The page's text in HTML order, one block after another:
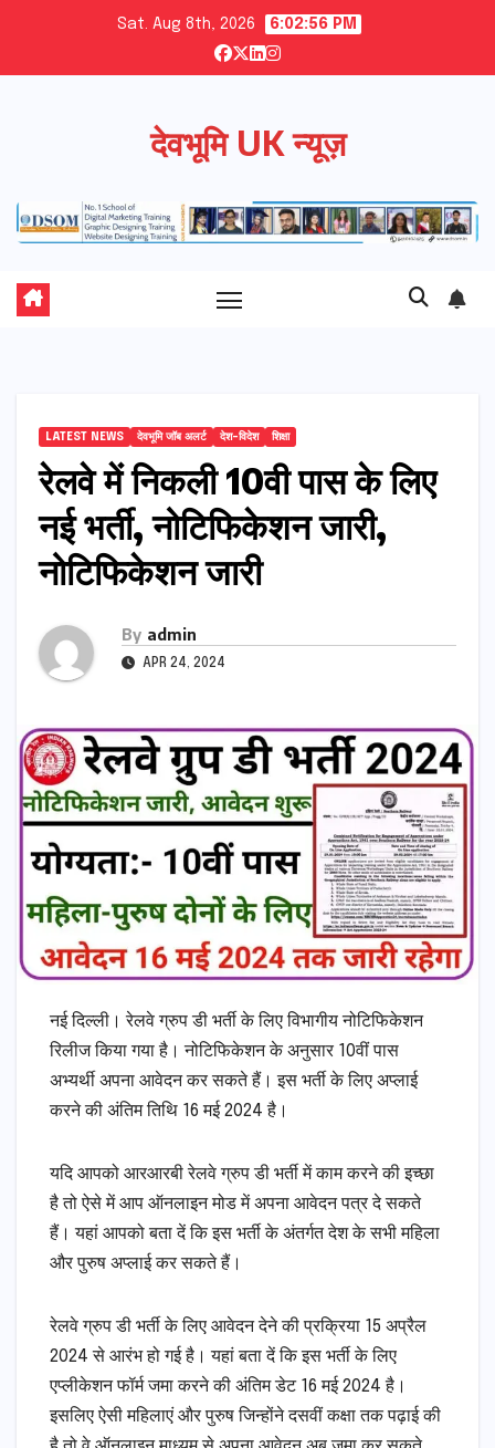
content
Sat. Aug 8th, 2026 6:02:57 PM
देवभूमि UK न्यूज़
LATEST NEWS देवभूमि जॉब अलर्ट देश-विदेश शिक्षा
रेलवे में निकली 10वी पास के लिए
नई भर्ती, नोटिफिकेशन जारी,
नोटिफिकेशन जारी
By admin
APR 24, 2024
नई दिल्ली। रेलवे ग्रुप डी भर्ती के लिए विभागीय नोटिफिकेशन
रिलीज किया गया है। नोटिफिकेशन के अनुसार 10वीं पास
अभ्यर्थी अपना आवेदन कर सकते हैं। इस भर्ती के लिए अप्लाई
करने की अंतिम तिथि 16 मई 2024 है।
यदि आपको आरआरबी रेलवे ग्रुप डी भर्ती में काम करने की इच्छा
है तो ऐसे में आप ऑनलाइन मोड में अपना आवेदन पत्र दे सकते
हैं। यहां आपको बता दें कि इस भर्ती के अंतर्गत देश के सभी महिला
और पुरुष अप्लाई कर सकते हैं।
रेलवे ग्रुप डी भर्ती के लिए आवेदन देने की प्रक्रिया 15 अप्रैल
2024 से आरंभ हो गई है। यहां बता दें कि इस भर्ती के लिए
एप्लीकेशन फॉर्म जमा करने की अंतिम डेट 16 मई 2024 है।
इसलिए ऐसी महिलाएं और पुरुष जिन्होंने दसवीं कक्षा तक पढ़ाई की